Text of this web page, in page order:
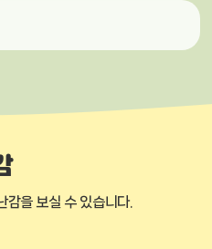
감을 보실 수 있습니다.